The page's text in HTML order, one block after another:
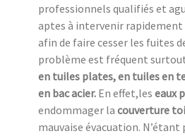
professionnels qualifiés et
aptes à intervenir
afin de faire cesser les fuites
problème est fréquent
en tuiles plates, en tuiles en
en bac acier. En effet,les eaux
endommager la couverture
mauvaise évacuation. N’étant